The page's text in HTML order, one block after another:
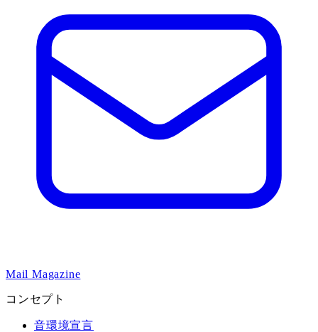
Mail Magazine
コンセプト
音環境宣言